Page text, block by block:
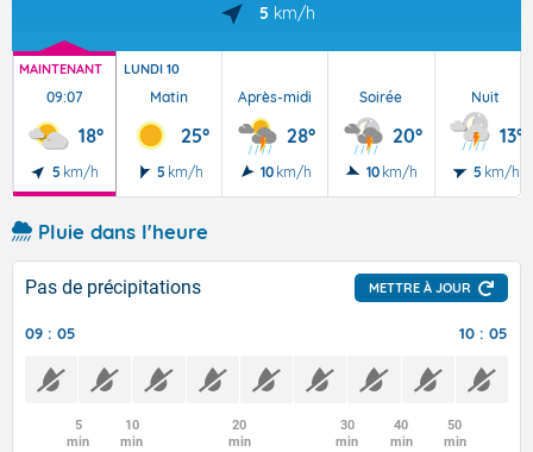
5 km/h
MAINTENANT
09:07
18°
5 km/h
LUNDI 10
Matin
25°
5 km/h
Après-midi
28°
10 km/h
Soirée
20°
10 km/h
Nuit
13°
5 km/h
Pluie dans l'heure
Pas de précipitations METTRE À JOUR
09 : 05 10 : 05
5
min
10
min
20
min
30
min
40
min
50
min